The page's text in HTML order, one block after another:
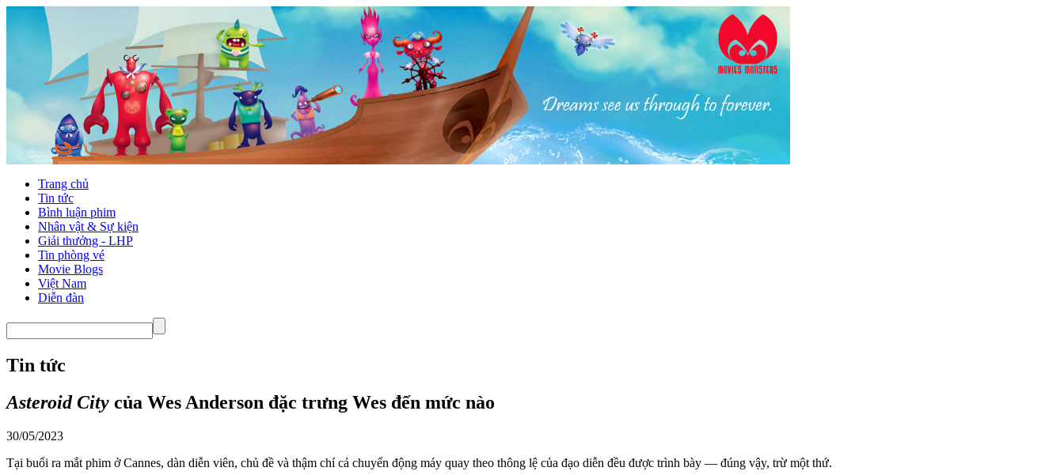
Trang chủ
Tin tức
Bình luận phim
Nhân vật & Sự kiện
Giải thưởng - LHP
Tin phòng vé
Movie Blogs
Việt Nam
Diễn đàn
Tin tức
Asteroid City của Wes Anderson đặc trưng Wes đến mức nào
30/05/2023
Tại buổi ra mắt phim ở Cannes, dàn diễn viên, chủ đề và thậm chí cả chuyển động máy quay theo thông lệ của đạo diễn đều được trình bày — đúng vậy, trừ một thứ.